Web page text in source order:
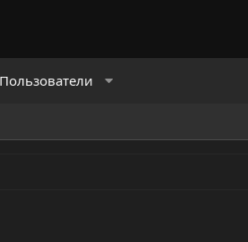
Пользователи